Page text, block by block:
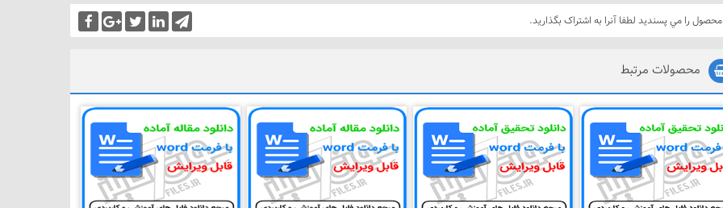
را مي پسنديد لطفا آنرا به اشتراک بگذاريد.
محصولات مرتبط